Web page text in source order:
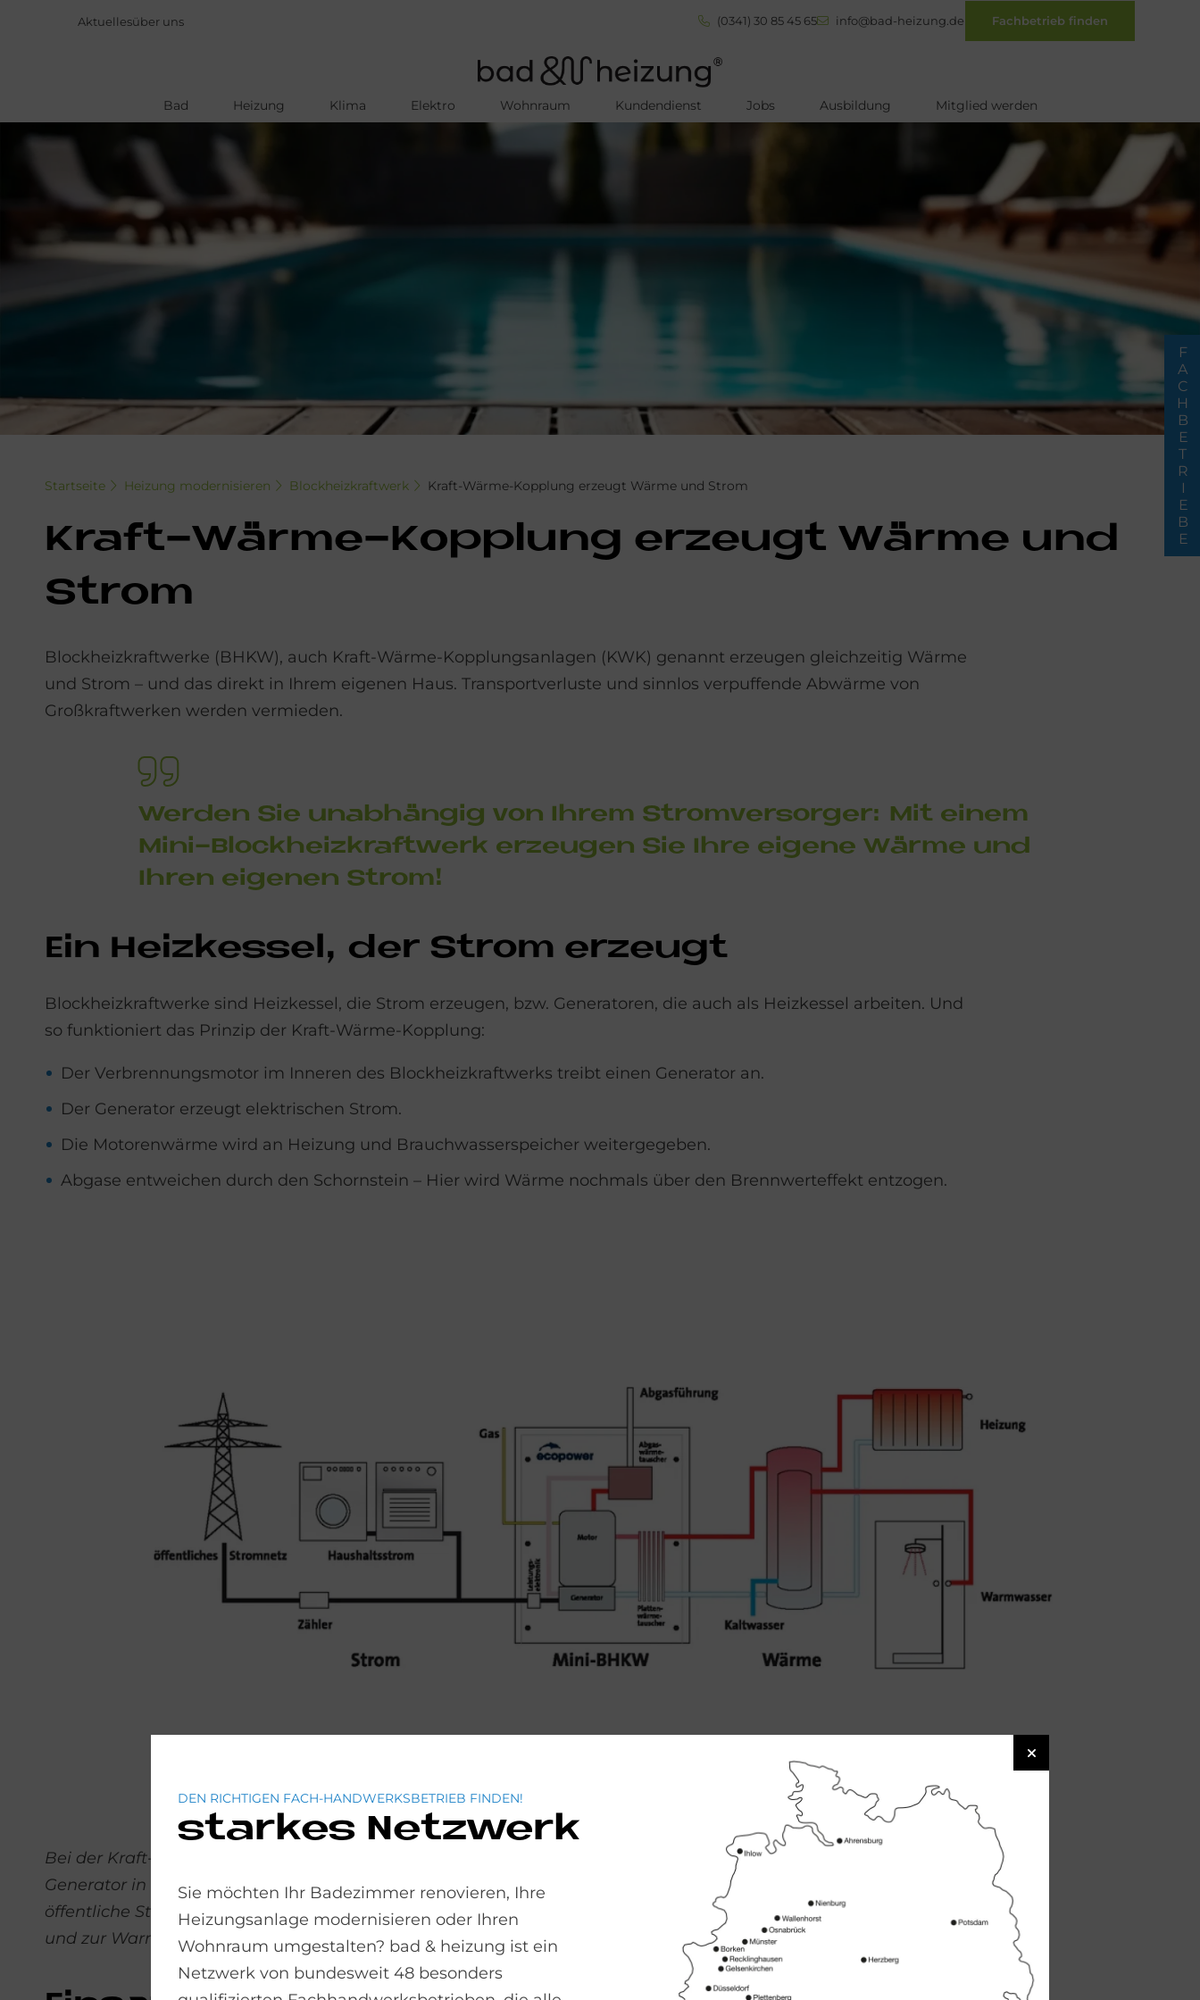
Aktuellesüber uns (0341) 30 85 45 65 info@bad-heizung.de Fachbetrieb finden
Bad Heizung Klima Elektro Wohnraum Kundendienst Jobs Ausbildung Mitglied werden
Startseite Heizung modernisieren Blockheizkraftwerk Kraft-Wärme-Kopplung erzeugt Wärme und Strom
Kraft-Wär­me-Kopp­lung er­zeu­gt Wär­me und
Strom
Blockheizkraftwerke (BHKW), auch Kraft-Wärme-Kopplungsanlagen (KWK) genannt erzeugen gleichzeitig Wärme
und Strom – und das direkt in Ihrem eigenen Haus. Transportverluste und sinnlos verpuffende Abwärme von
Großkraftwerken werden vermieden.
Wer­den Sie un­ab­hän­gig von Ih­rem Strom­ver­sor­ger: Mit ei­nem
Mini-Block­heiz­kraft­werk er­zeu­gen Sie Ihre ei­ge­ne Wär­me und
Ih­ren ei­ge­nen Strom!
Ein Heiz­kes­sel, der Strom er­zeu­gt
Blockheizkraftwerke sind Heizkessel, die Strom erzeugen, bzw. Generatoren, die auch als Heizkessel arbeiten. Und
so funktioniert das Prinzip der Kraft-Wärme-Kopplung:
Der Verbrennungsmotor im Inneren des Blockheizkraftwerks treibt einen Generator an.
Der Generator erzeugt elektrischen Strom.
Die Motorenwärme wird an Heizung und Brauchwasserspeicher weitergegeben.
Abgase entweichen durch den Schornstein – Hier wird Wärme nochmals über den Brennwerteffekt entzogen.
Bei der Kraft-Wärme-Kopplung produziert ein Verbrennungsmotor mechanische Leistung. Sie wird von einem
Generator in elektrische Energie umgewandelt. der so produzierte Strom lässt sich direkt vor Ort nutzen oder ins
öffentliche Stromnetz einspeisen. Die durch den Verbrennungsmotor entstehende Wärme wird zu Heizzwecken
und zur Warmwasserbereitung genutzt.
DEN RICHTIGEN FACH-HANDWERKSBETRIEB FINDEN!
starkes Netzwerk
Sie möchten Ihr Badezimmer renovieren, Ihre
Heizungsanlage modernisieren oder Ihren
Wohnraum umgestalten? bad & heizung ist ein
Netzwerk von bundesweit 48 besonders
FACHBETRIEBE